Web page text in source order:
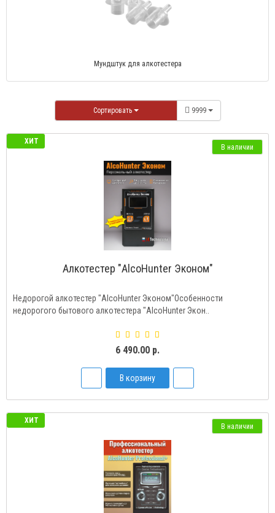
Мундштук для алкотестера
Сортировать 9999
ХИТ
В наличии
Алкотестер "AlcoHunter Эконом"
Недорогой алкотестер "AlcoHunter Эконом"Особенности
недорогого бытового алкотестера "AlcoHunter Экон..
6 490.00 р.
В корзину
ХИТ
В наличии